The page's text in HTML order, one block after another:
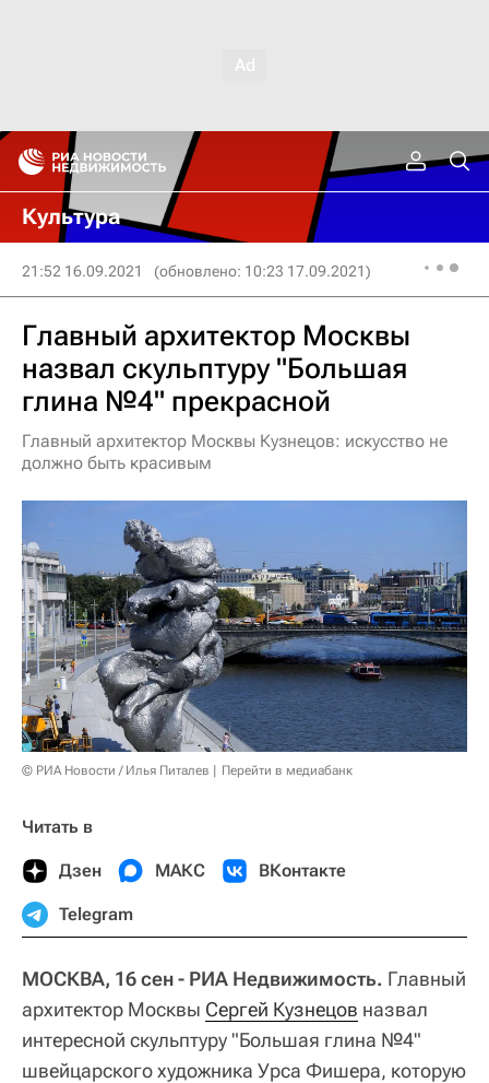
Культура
21:52 16.09.2021 (обновлено: 10:23 17.09.2021)
Главный архитектор Москвы
назвал скульптуру "Большая
глина №4" прекрасной
Главный архитектор Москвы Кузнецов: искусство не
должно быть красивым
© РИА Новости / Илья Питалев Перейти в медиабанк
Читать в
Дзен МАКС ВКонтакте
Telegram
МОСКВА, 16 сен - РИА Недвижимость. Главный
архитектор Москвы Сергей Кузнецов назвал
интересной скульптуру "Большая глина №4"
швейцарского художника Урса Фишера, которую